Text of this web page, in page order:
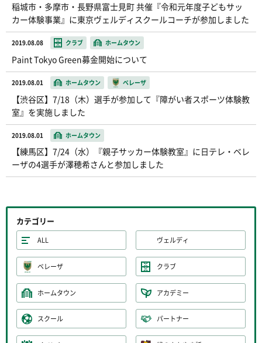
稲城市・多摩市・長野県富士見町 共催『令和元年度子どもサッ
カー体験事業』に東京ヴェルディスクールコーチが参加しました
2019.08.08 クラブ ホームタウン
Paint Tokyo Green募金開始について
2019.08.01 ホームタウン ベレーザ
【渋谷区】7/18（木）選手が参加して『障がい者スポーツ体験教
室』を実施しました
2019.08.01 ホームタウン
【練馬区】7/24（水）『親子サッカー体験教室』に日テレ・ベレ
ーザの4選手が澤穂希さんと参加しました
カテゴリー
ALL ヴェルディ
ベレーザ クラブ
ホームタウン アカデミー
スクール パートナー